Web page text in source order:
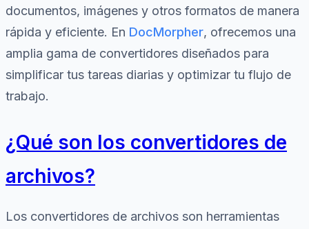
documentos, imágenes y otros formatos de manera
rápida y eficiente. En DocMorpher, ofrecemos una
amplia gama de convertidores diseñados para
simplificar tus tareas diarias y optimizar tu flujo de
trabajo.
¿Qué son los convertidores de
archivos?
Los convertidores de archivos son herramientas